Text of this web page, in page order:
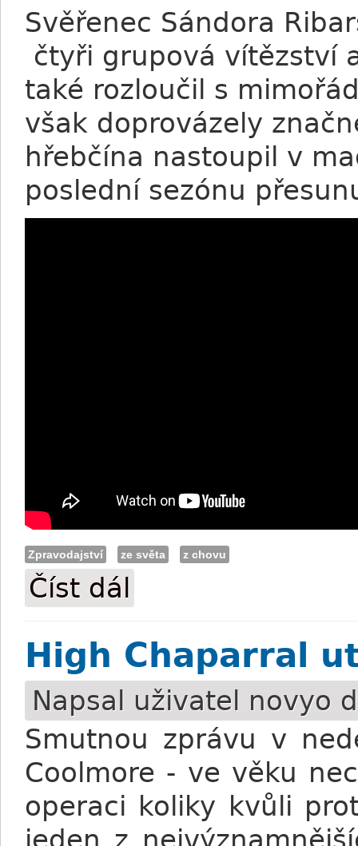
Svěřenec Sándora
čtyři grupová vítězství
také rozloučil s
však doprovázely
hřebčína nastoupil v
poslední sezónu
Zpravodajství ze světa z chovu
Číst dál
High Chaparral
Napsal uživatel novyo
Smutnou zprávu v
Coolmore - ve věku
operaci koliky kvůli
jeden z